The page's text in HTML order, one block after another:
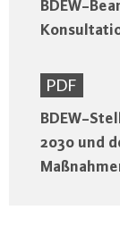
BDEW-
PDF
BDEW-
2030 und